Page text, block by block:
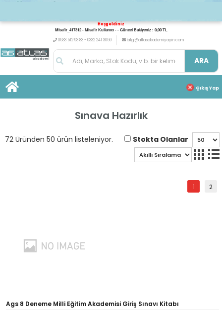
Hoşgeldiniz
Misafir_417312 - Misafir Kullanıcı - - Güncel Bakiyeniz : 0,00 TL
0533 512 93 83 - 0332 241 3059
bilgi@atlasakademiyayin.com
ARA
Çıkış Yap
Sınava Hazırlık
72 Üründen 50 ürün listeleniyor. Stokta Olanlar
1 2
Ags 8 Deneme Milli Eğitim Akademisi Giriş Sınavı Kitabı